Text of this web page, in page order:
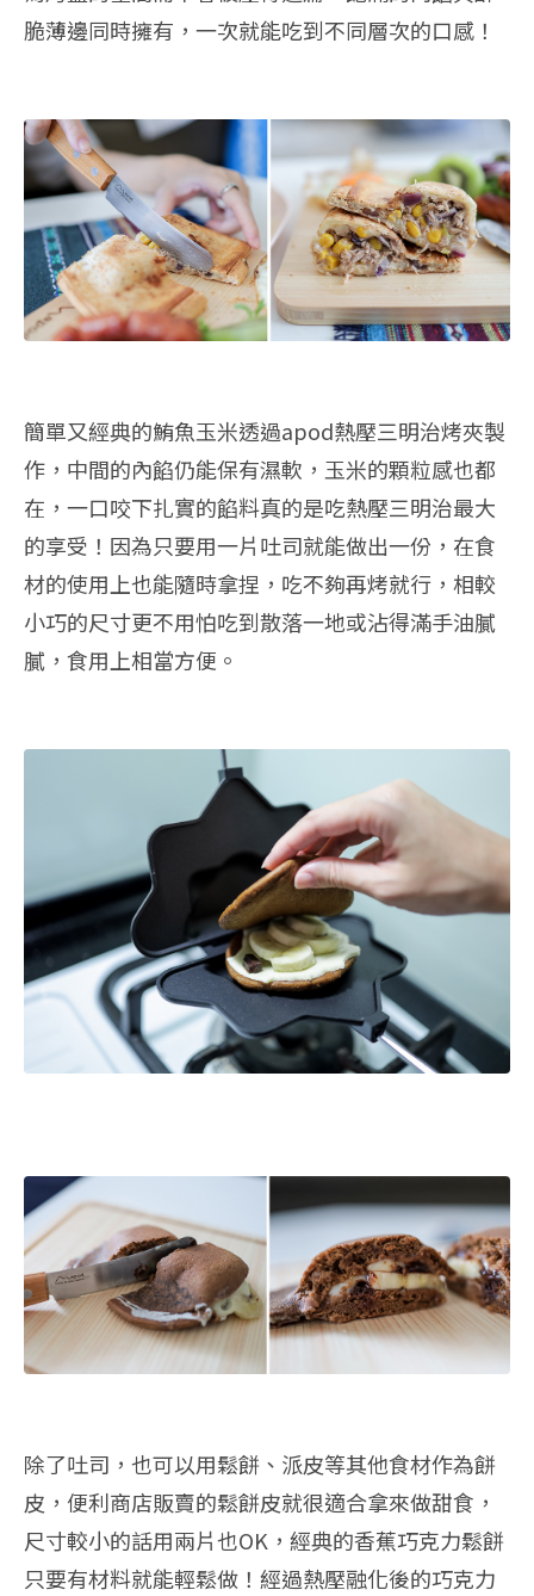
脆薄邊同時擁有，一次就能吃到不同層次的口感！
簡單又經典的鮪魚玉米透過apod熱壓三明治烤夾製
作，中間的內餡仍能保有濕軟，玉米的顆粒感也都
在，一口咬下扎實的餡料真的是吃熱壓三明治最大
的享受！因為只要用一片吐司就能做出一份，在食
材的使用上也能隨時拿捏，吃不夠再烤就行，相較
小巧的尺寸更不用怕吃到散落一地或沾得滿手油膩
膩，食用上相當方便。
除了吐司，也可以用鬆餅、派皮等其他食材作為餅
皮，便利商店販賣的鬆餅皮就很適合拿來做甜食，
尺寸較小的話用兩片也OK，經典的香蕉巧克力鬆餅
只要有材料就能輕鬆做！經過熱壓融化後的巧克力